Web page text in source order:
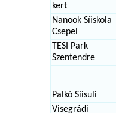
kert
Nanook Síiskola
Csepel
TESI Park
Szentendre
Palkó Síisuli
Visegrádi